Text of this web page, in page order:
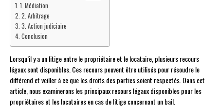
1. Médiation
2. Arbitrage
3. Action judiciaire
Conclusion
Lorsqu’il y a un litige entre le propriétaire et le locataire, plusieurs recours
légaux sont disponibles. Ces recours peuvent être utilisés pour résoudre le
différend et veiller à ce que les droits des parties soient respectés. Dans cet
article, nous examinerons les principaux recours légaux disponibles pour les
propriétaires et les locataires en cas de litige concernant un bail.